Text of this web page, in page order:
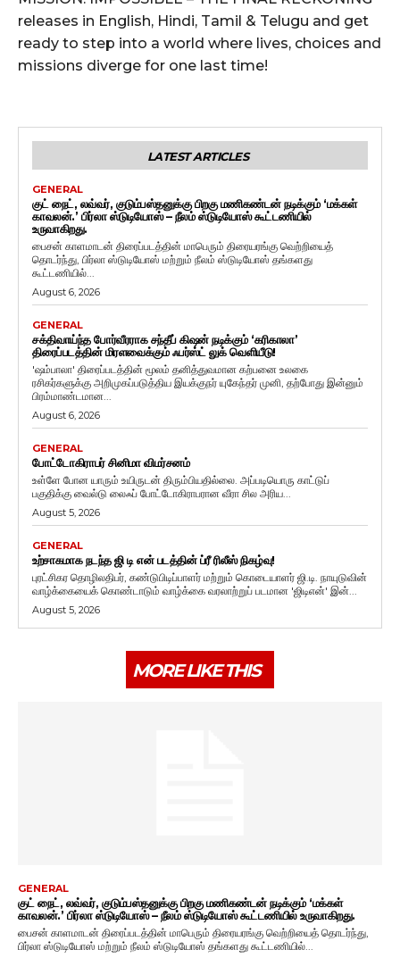
releases in English, Hindi, Tamil & Telugu and get
ready to step into a world where lives, choices and
missions diverge for one last time!
LATEST ARTICLES
GENERAL
குட் நைட், லவ்வர், குடும்பஸ்தனுக்கு பிறகு மணிகண்டன் நடிக்கும் ‘மக்கள்
காவலன்.’ பிர்லா ஸ்டுடியோஸ் – நீலம் ஸ்டுடியோஸ் கூட்டணியில்
உருவாகிறது.
பைசன் காளமாடன் திரைப்படத்தின் மாபெரும் திரையரங்கு வெற்றியைத்
தொடர்ந்து, பிர்லா ஸ்டுடியோஸ் மற்றும் நீலம் ஸ்டுடியோஸ் தங்களது
கூட்டணியில்...
August 6, 2026
GENERAL
சக்திவாய்ந்த போர்வீரராக சந்தீப் கிஷன் நடிக்கும் ‘கரிகாலா’
திரைப்படத்தின் மிரளவைக்கும் ஃபர்ஸ்ட் லுக் வெளியீடு!
'ஷம்பாலா' திரைப்படத்தின் மூலம் தனித்துவமான கற்பனை உலகை
ரசிகர்களுக்கு அறிமுகப்படுத்திய இயக்குநர் யுகேந்தர் முனி, தற்போது இன்னும்
பிரம்மாண்டமான...
August 6, 2026
GENERAL
போட்டோகிராபர் சினிமா விமர்சனம்
உள்ளே போன யாரும் உயிருடன் திரும்பியதில்லை. அப்படியொரு காட்டுப்
பகுதிக்கு வைல்டு லைஃப் போட்டோகிராபரான வீரா சில அரிய...
August 5, 2026
GENERAL
உற்சாகமாக நடந்த ஜி டி என் படத்தின் ப்ரீ ரிலீஸ் நிகழ்வு!
புரட்சிகர தொழிலதிபர், கண்டுபிடிப்பாளர் மற்றும் கொடையாளர் ஜி.டி. நாயுடுவின்
வாழ்க்கையைக் கொண்டாடும் வாழ்க்கை வரலாற்றுப் படமான 'ஜிடிஎன்' இன்...
August 5, 2026
MORE LIKE THIS
GENERAL
குட் நைட், லவ்வர், குடும்பஸ்தனுக்கு பிறகு மணிகண்டன் நடிக்கும் ‘மக்கள்
காவலன்.’ பிர்லா ஸ்டுடியோஸ் – நீலம் ஸ்டுடியோஸ் கூட்டணியில் உருவாகிறது.
பைசன் காளமாடன் திரைப்படத்தின் மாபெரும் திரையரங்கு வெற்றியைத் தொடர்ந்து,
பிர்லா ஸ்டுடியோஸ் மற்றும் நீலம் ஸ்டுடியோஸ் தங்களது கூட்டணியில்...